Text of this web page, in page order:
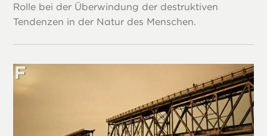
Rolle bei der Überwindung der destruktiven
Tendenzen in der Natur des Menschen.